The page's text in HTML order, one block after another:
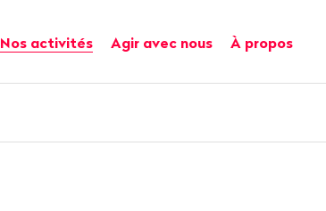
Navigation principale
Nos activités Agir avec nous À propos